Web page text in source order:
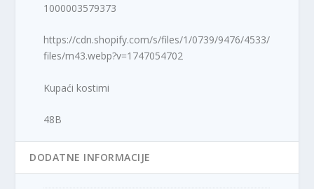
1000003579373
https://cdn.shopify.com/s/files/1/0739/9476/4533/
files/m43.webp?v=1747054702
Kupaći kostimi
48B
DODATNE INFORMACIJE